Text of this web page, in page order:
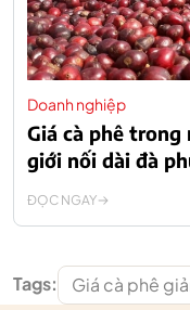
Doanh nghiệp
Giá cà phê
giới nối dài đà
ĐỌC NGAY
Tags: Giá cà phê